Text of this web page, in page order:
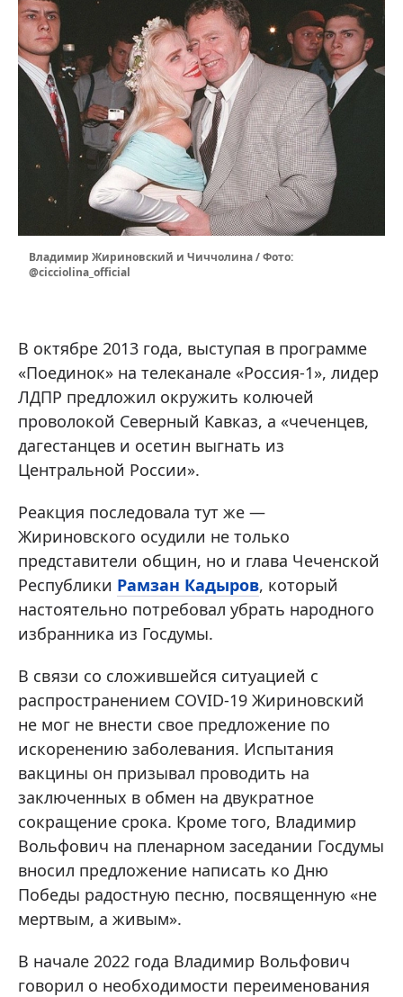
Владимир Жириновский и Чиччолина / Фото:
@cicciolina_official
В октябре 2013 года, выступая в программе
«Поединок» на телеканале «Россия-1», лидер
ЛДПР предложил окружить колючей
проволокой Северный Кавказ, а «чеченцев,
дагестанцев и осетин выгнать из
Центральной России».
Реакция последовала тут же —
Жириновского осудили не только
представители общин, но и глава Чеченской
Республики Рамзан Кадыров, который
настоятельно потребовал убрать народного
избранника из Госдумы.
В связи со сложившейся ситуацией с
распространением COVID-19 Жириновский
не мог не внести свое предложение по
искоренению заболевания. Испытания
вакцины он призывал проводить на
заключенных в обмен на двукратное
сокращение срока. Кроме того, Владимир
Вольфович на пленарном заседании Госдумы
вносил предложение написать ко Дню
Победы радостную песню, посвященную «не
мертвым, а живым».
В начале 2022 года Владимир Вольфович
говорил о необходимости переименования